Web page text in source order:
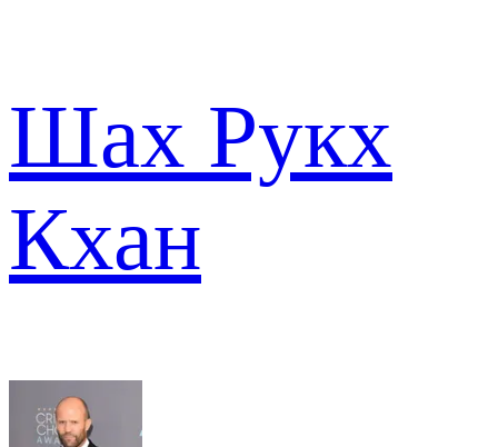
Шах Рукх
Кхан